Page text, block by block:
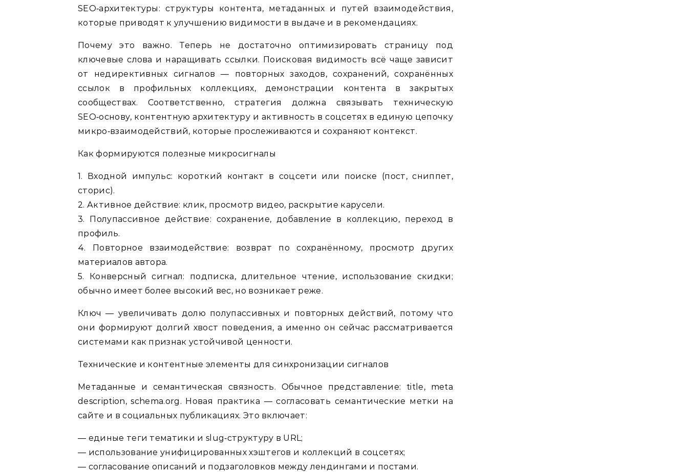
SEO‑архитектуры: структуры контента, метаданных и путей взаимодействия,
которые приводят к улучшению видимости в выдаче и в рекомендациях.
Почему это важно. Теперь не достаточно оптимизировать страницу под
ключевые слова и наращивать ссылки. Поисковая видимость всё чаще зависит
от недирективных сигналов — повторных заходов, сохранений, сохранённых
ссылок в профильных коллекциях, демонстрации контента в закрытых
сообществах. Соответственно, стратегия должна связывать техническую
SEO‑основу, контентную архитектуру и активность в соцсетях в единую цепочку
микро‑взаимодействий, которые прослеживаются и сохраняют контекст.
Как формируются полезные микросигналы
1. Входной импульс: короткий контакт в соцсети или поиске (пост, сниппет,
сторис).
2. Активное действие: клик, просмотр видео, раскрытие карусели.
3. Полупассивное действие: сохранение, добавление в коллекцию, переход в
профиль.
4. Повторное взаимодействие: возврат по сохранённому, просмотр других
материалов автора.
5. Конверсный сигнал: подписка, длительное чтение, использование скидки;
обычно имеет более высокий вес, но возникает реже.
Ключ — увеличивать долю полупассивных и повторных действий, потому что
они формируют долгий хвост поведения, а именно он сейчас рассматривается
системами как признак устойчивой ценности.
Технические и контентные элементы для синхронизации сигналов
Метаданные и семантическая связность. Обычное представление: title, meta
description, schema.org. Новая практика — согласовать семантические метки на
сайте и в социальных публикациях. Это включает:
— единые теги тематики и slug‑структуру в URL;
— использование унифицированных хэштегов и коллекций в соцсетях;
— согласование описаний и подзаголовков между лендингами и постами.